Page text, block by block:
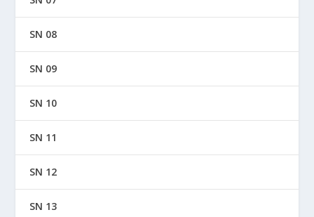
SN 08
SN 09
SN 10
SN 11
SN 12
SN 13